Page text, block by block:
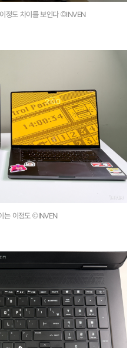
정도 차이를 보인다 ©INVEN
는 이정도 ©INVEN